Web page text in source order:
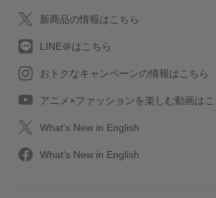
新商品の情報はこちら
LINE＠はこちら
おトクなキャンペーンの情報はこちら
アニメ×ファッションを楽しむ動画はこ
What's New in English
What's New in English